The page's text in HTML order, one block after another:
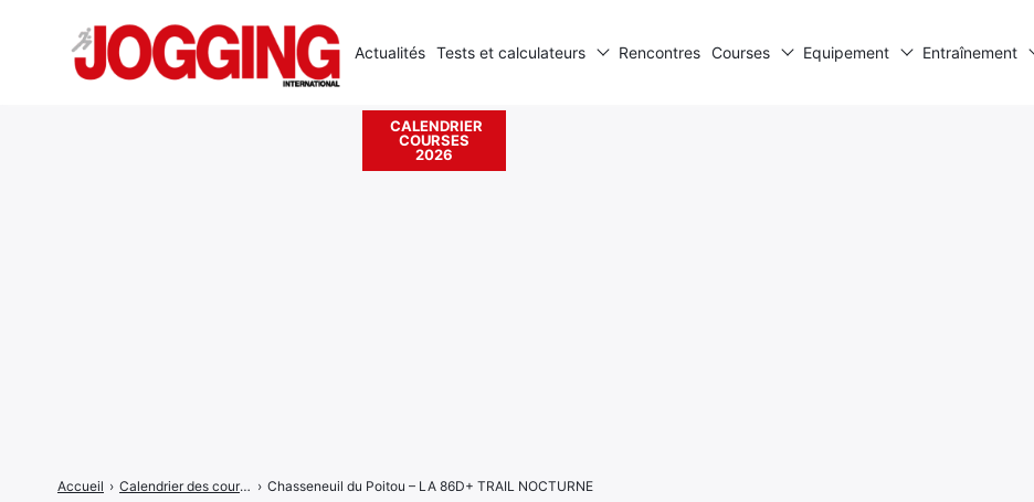
Accueil › Calendrier des courses › Chasseneuil du Poitou – LA 86D+ TRAIL NOCTURNE
Actualités Tests et calculateurs Rencontres Courses Equipement Entraînement
CALENDRIER
COURSES
2026
Rechercher